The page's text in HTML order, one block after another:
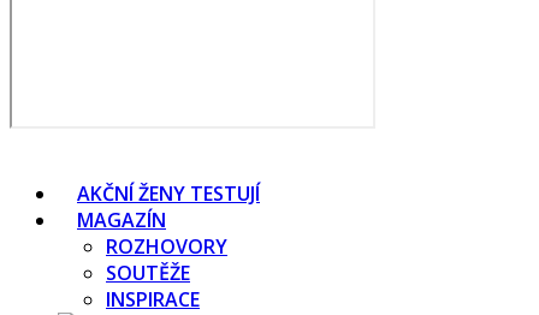
AKČNÍ ŽENY TESTUJÍ
MAGAZÍN
ROZHOVORY
SOUTĚŽE
INSPIRACE